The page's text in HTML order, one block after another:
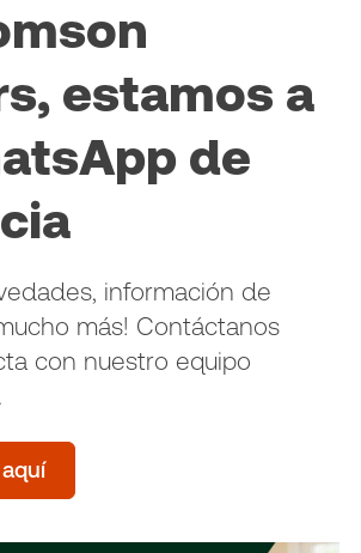
estamos a
de
información de
más! Contáctanos
con nuestro equipo